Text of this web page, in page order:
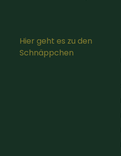
Hier geht es zu den
Schnäppchen